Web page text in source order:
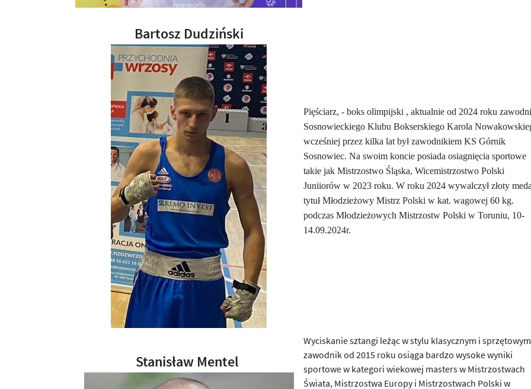
Bartosz Dudziński
Pięściarz, - boks olimpijski , aktualnie od 2024 roku
Sosnowieckiego Klubu Bokserskiego Karola
wcześniej przez kilka lat był zawodnikiem KS Górnik
Sosnowiec. Na swoim koncie posiada osiagnięcia sportowe
takie jak Mistrzostwo Śląska, Wicemistrzostwo Polski
Juniiorów w 2023 roku. W roku 2024 wywalczył złoty
tytuł Młodzieżowy Mistrz Polski w kat. wagowej 60 kg.
podczas Młodzieżowych Mistrzostw Polski w Toruniu, 10-
14.09.2024r.
Stanisław Mentel
Wyciskanie sztangi leżąc w stylu klasycznym i
zawodnik od 2015 roku osiąga bardzo wysoke wyniki
sportowe w kategori wiekowej masters w Mistrzostwach
Świata, Mistrzostwa Europy i Mistrzostwach Polski w